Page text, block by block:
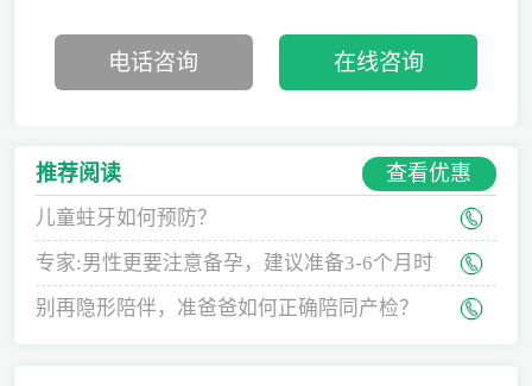
电话咨询 在线咨询
推荐阅读 查看优惠
儿童蛀牙如何预防？
专家:男性更要注意备孕，建议准备3-6个月时
间
别再隐形陪伴，准爸爸如何正确陪同产检？